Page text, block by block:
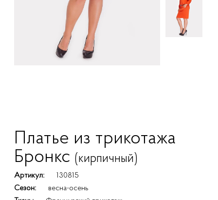
Платье из трикотажа
Бронкс (кирпичный)
Артикул:
130815
Сезон:
весна-осень